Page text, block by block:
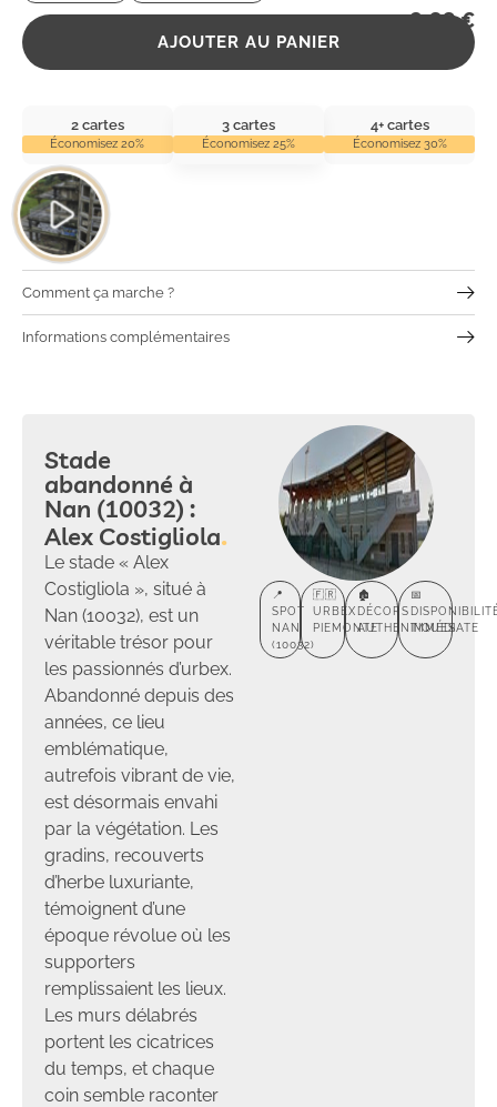
d’aventure. 🌿
2,99€
AJOUTER AU PANIER
2 cartes
Économisez 20%
3 cartes
Économisez 25%
4+ cartes
Économisez 30%
Comment ça marche ?
Informations complémentaires
Stade
abandonné à
Nan (10032) :
Alex Costigliola
Le stade « Alex
Costigliola », situé à
Nan (10032), est un
véritable trésor pour
les passionnés d’urbex.
Abandonné depuis des
années, ce lieu
emblématique,
autrefois vibrant de vie,
est désormais envahi
par la végétation. Les
gradins, recouverts
d’herbe luxuriante,
témoignent d’une
époque révolue où les
supporters
remplissaient les lieux.
Les murs délabrés
portent les cicatrices
du temps, et chaque
coin semble raconter
📍
SPOT
NAN
(10032)
🇫🇷
URBEX
PIEMONTE
🏚️
DÉCORS
AUTHENTIQUES
📅
IMMÉDIATE